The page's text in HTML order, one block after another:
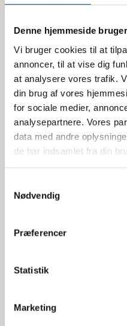
Denne hjemmeside
Vi bruger cookies til at
annoncer, til at vise dig
at analysere vores trafik.
din brug af vores
for sociale medier,
analysepartnere. Vores
data med andre
de har indsamlet fra din
Nødvendig
Præferencer
Statistik
Marketing
For at sikre
med de
anerkendte